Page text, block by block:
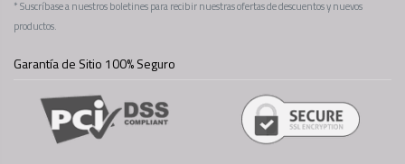
* Suscríbase a nuestros boletines para recibir nuestras ofertas de descuentos y nuevos
productos.
Garantía de Sitio 100% Seguro